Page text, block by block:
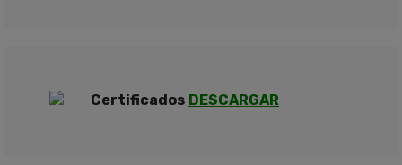
Certificados DESCARGAR